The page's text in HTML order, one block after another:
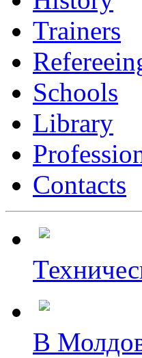
Trainers
Schools
Library
Contacts
В